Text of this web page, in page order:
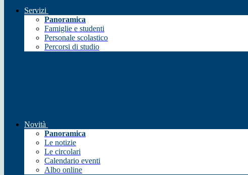
Servizi
Panoramica
Famiglie e studenti
Personale scolastico
Percorsi di studio
Novità
Panoramica
Le notizie
Le circolari
Calendario eventi
Albo online